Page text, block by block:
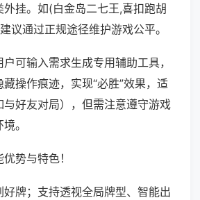
挂。如(白金岛二七王,喜扣跑胡
议通过正规途径维护游戏公平。
可输入需求生成专用辅助工具，
操作痕迹，实现“必胜”效果，适
与好友对局），但需注意遵守游戏
。
势与特色！
好牌；支持透视全局牌型、智能出